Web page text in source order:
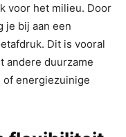
voor het milieu. Door
je bij aan een
Dit is vooral
andere duurzame
of energiezuinige